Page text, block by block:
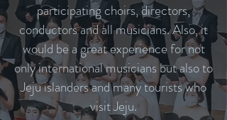
participating choirs, directors,
conductors and all musicians. Also, it
would be a great experience for not
only international musicians but also to
Jeju islanders and many tourists who
visit Jeju.